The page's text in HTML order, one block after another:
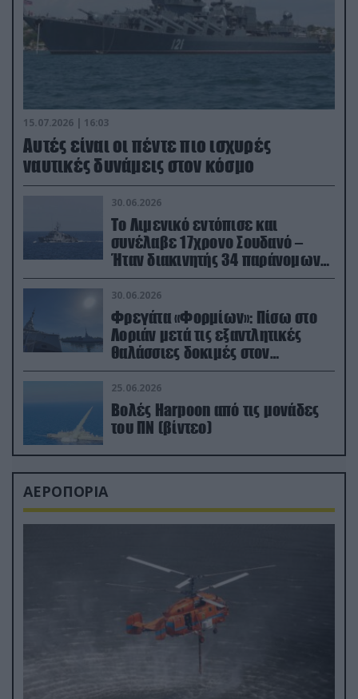
15.07.2026 | 16:03
Aυτές είναι οι πέντε πιο ισχυρές
ναυτικές δυνάμεις στον κόσμο
30.06.2026
Το Λιμενικό εντόπισε και
συνέλαβε 17χρονο Σουδανό –
Ήταν διακινητής 34 παράνομων
μεταναστών
30.06.2026
Φρεγάτα «Φορμίων»: Πίσω στο
Λοριάν μετά τις εξαντλητικές
θαλάσσιες δοκιμές στον
απαιτητικό Βισκαϊκό
25.06.2026
Βολές Harpoon από τις μονάδες
του ΠΝ (βίντεο)
ΑΕΡΟΠΟΡΙΑ